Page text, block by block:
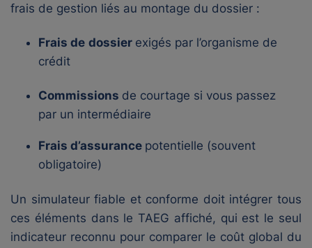
frais de gestion liés au montage du dossier :
Frais de dossier exigés par l’organisme de
crédit
Commissions de courtage si vous passez
par un intermédiaire
Frais d’assurance potentielle (souvent
obligatoire)
Un simulateur fiable et conforme doit intégrer tous
ces éléments dans le TAEG affiché, qui est le seul
indicateur reconnu pour comparer le coût global du